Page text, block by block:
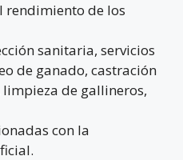
rendimiento de los
sanitaria, servicios
de ganado, castración
limpieza de gallineros,
con la